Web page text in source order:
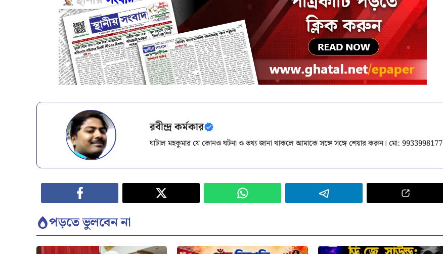
রবীন্দ্র কর্মকার
ঘাটাল মহকুমার যে কোনও ঘটনা ও তথ্য জানা থাকলে আমাকে সঙ্গে সঙ্গে শেয়ার করুন। মো: 9933998177
পড়তে ভুলবেন না